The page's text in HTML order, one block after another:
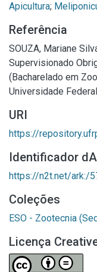
Apicultura;
Referência
SOUZA, Mariane
Supervisionado
(Bacharelado em
Universidade
URI
https://
Identificador
https://n2t.net/ark:/
Coleções
ESO - Zootecnia
Licença